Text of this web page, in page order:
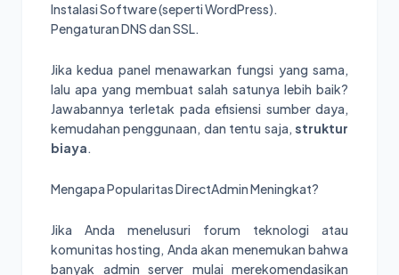
Instalasi Software (seperti WordPress).
Pengaturan DNS dan SSL.
Jika kedua panel menawarkan fungsi yang sama,
lalu apa yang membuat salah satunya lebih baik?
Jawabannya terletak pada efisiensi sumber daya,
kemudahan penggunaan, dan tentu saja, struktur
biaya.
Mengapa Popularitas DirectAdmin Meningkat?
Jika Anda menelusuri forum teknologi atau
komunitas hosting, Anda akan menemukan bahwa
banyak admin server mulai merekomendasikan